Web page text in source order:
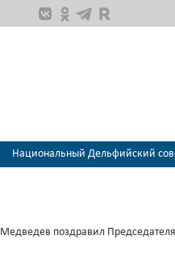
Национальный Дельфийский
поздравил